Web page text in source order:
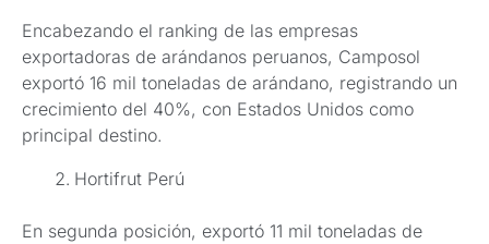
Encabezando el ranking de las empresas
exportadoras de arándanos peruanos, Camposol
exportó 16 mil toneladas de arándano, registrando un
crecimiento del 40%, con Estados Unidos como
principal destino.
Hortifrut Perú
En segunda posición, exportó 11 mil toneladas de